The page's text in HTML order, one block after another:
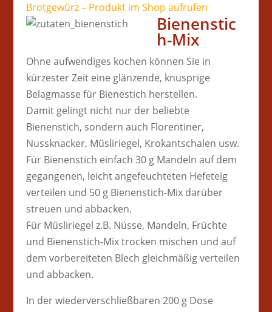
Brotgewürz – Produkt im Shop aufrufen
Bienenstic
h-Mix
Ohne aufwendiges kochen können Sie in
kürzester Zeit eine glänzende, knusprige
Belagmasse für Bienestich herstellen.
Damit gelingt nicht nur der beliebte
Bienenstich, sondern auch Florentiner,
Nussknacker, Müsliriegel, Krokantschalen usw.
Für Bienenstich einfach 30 g Mandeln auf dem
gegangenen, leicht angefeuchteten Hefeteig
verteilen und 50 g Bienenstich-Mix darüber
streuen und abbacken.
Für Müsliriegel z.B. Nüsse, Mandeln, Früchte
und Bienenstich-Mix trocken mischen und auf
dem vorbereiteten Blech gleichmäßig verteilen
und abbacken.
In der wiederverschließbaren 200 g Dose